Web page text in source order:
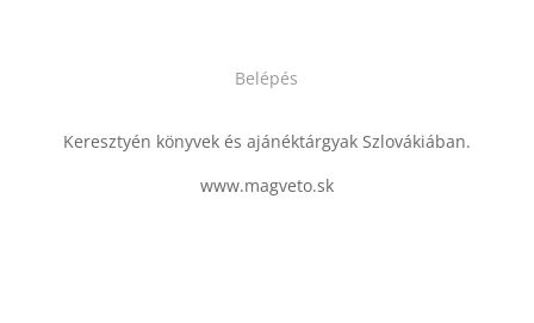
Belépés
Keresztyén könyvek és ajánéktárgyak Szlovákiában.
www.magveto.sk